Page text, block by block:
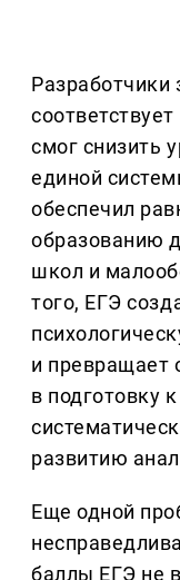
Разработчики
смог снизить
единой
обеспечил
образованию
школ и
того, ЕГЭ
и превращает
в подготовку
развитию
Еще одной
баллы ЕГЭ не